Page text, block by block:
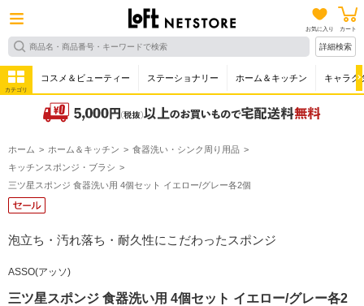
お気に入り カート
詳細検索
カテゴリ
コスメ＆ビューティー ステーショナリー ホーム＆キッチン キャラク
ホーム ホーム＆キッチン
食器洗い・シンク周り用品
キッチンスポンジ・ブラシ
三ツ星スポンジ 食器洗い用 4個セット イエロー/グレー各2個
泡立ち・汚れ落ち・耐久性にこだわったスポンジ
ASSO(アッソ)
三ツ星スポンジ 食器洗い用 4個セット イエロー/グレー各2